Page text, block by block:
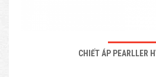
CHIẾT ÁP PEARLLER